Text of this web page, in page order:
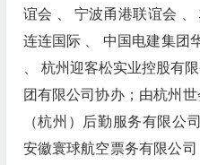
谊会 、 宁波甬港联谊会 、
连连国际 、 中国电建集团
、 杭州迎客松实业控股有
团有限公司协办；由杭州
（杭州）后勤服务有限公
安徽寰球航空票务有限公